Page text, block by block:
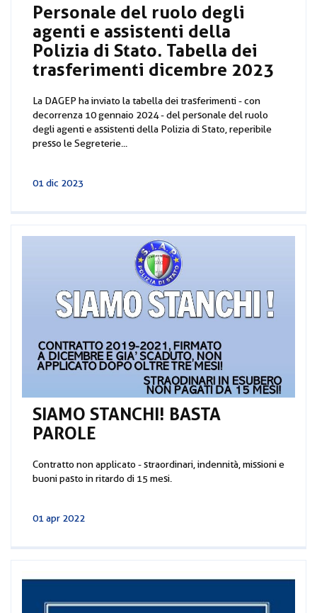
Personale del ruolo degli
agenti e assistenti della
Polizia di Stato. Tabella dei
trasferimenti dicembre 2023
La DAGEP ha inviato la tabella dei trasferimenti - con
decorrenza 10 gennaio 2024 - del personale del ruolo
degli agenti e assistenti della Polizia di Stato, reperibile
presso le Segreterie...
01 dic 2023
SIAMO STANCHI! BASTA
PAROLE
Contratto non applicato - straordinari, indennità, missioni e
buoni pasto in ritardo di 15 mesi.
01 apr 2022